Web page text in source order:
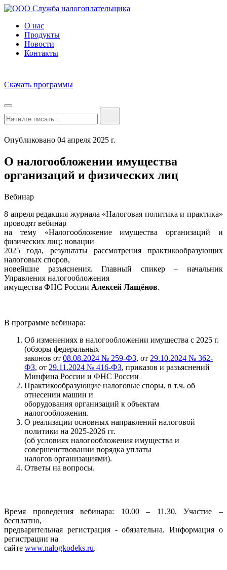
О нас
Продукты
Новости
Контакты
Скачать программы
Опубликовано 04 апреля 2025 г.
О налогообложении имущества
организаций и физических лиц
Вебинар
8 апреля редакция журнала «Налоговая политика и практика»
проводят вебинар
на тему «Налогообложение имущества организаций и
физических лиц: новации
2025 года, результаты рассмотрения практикообразующих
налоговых споров,
новейшие разъяснения. Главный спикер – начальник
Управления налогообложения
имущества ФНС России Алексей Лащёнов.
В программе вебинара:
Об изменениях в налогообложении имущества с 2025 г.
(обзоры федеральных
законов от 08.08.2024 № 259-ФЗ, от 29.10.2024 № 362-
ФЗ, от 29.11.2024 № 416-ФЗ, приказов и разъяснений
Минфина России и ФНС России
Практикообразующие налоговые споры, в т.ч. об
отнесении машин и
оборудования организаций к объектам
налогообложения.
О реализации основных направлений налоговой
политики на 2025-2026 гг.
(об условиях налогообложения имущества и
совершенствовании порядка уплаты
налогов организациями).
Ответы на вопросы.
Время проведения вебинара: 10.00 – 11.30. Участие –
бесплатно,
предварительная регистрация - обязательна. Информация о
регистрации на
сайте www.nalogkodeks.ru.